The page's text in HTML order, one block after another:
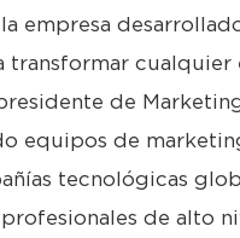
la empresa
transformar
de
equipos de
tecnológicas
de alto